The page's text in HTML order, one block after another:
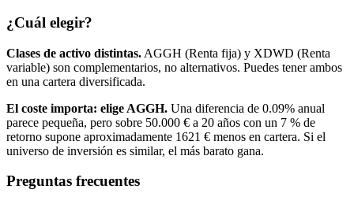
¿Cuál elegir?
Clases de activo distintas. AGGH (Renta fija) y XDWD (Renta
variable) son complementarios, no alternativos. Puedes tener ambos
en una cartera diversificada.
El coste importa: elige AGGH. Una diferencia de 0.09% anual
parece pequeña, pero sobre 50.000 € a 20 años con un 7 % de
retorno supone aproximadamente 1621 € menos en cartera. Si el
universo de inversión es similar, el más barato gana.
Preguntas frecuentes